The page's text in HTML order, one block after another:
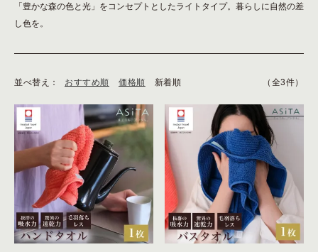
「豊かな森の色と光」をコンセプトとしたライトタイプ。暮らしに自然の差
し色を。
並べ替え： おすすめ順 価格順 新着順 （全3件）